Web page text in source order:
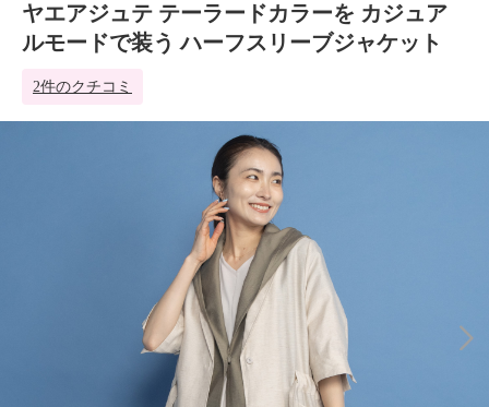
ヤエアジュテ テーラードカラーを カジュア
ルモードで装う ハーフスリーブジャケット
2件のクチコミ